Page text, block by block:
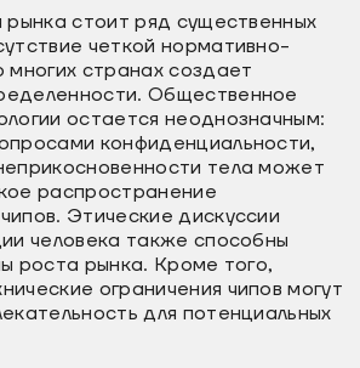
рынка стоит ряд существенных
четкой нормативно-
многих странах создает
Общественное
остается неоднозначным:
конфиденциальности,
тела может
распространение
Этические дискуссии
человека также способны
роста рынка. Кроме того,
ограничения чипов могут
для потенциальных